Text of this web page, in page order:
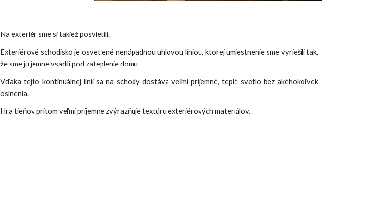
Na exteriér sme si takiež posvietili.
Exteriérové schodisko je osvetlené nenápadnou uhlovou líniou, ktorej umiestnenie sme vyriešili tak,
že sme ju jemne vsadili pod zateplenie domu.
Vďaka tejto kontinuálnej línii sa na schody dostáva veľmi príjemné, teplé svetlo bez akéhokoľvek
oslnenia.
Hra tieňov pritom veľmi príjemne zvýrazňuje textúru exteriérových materiálov.